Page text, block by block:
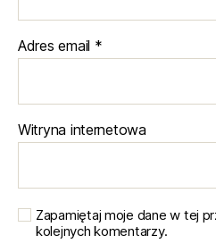
Adres email *
Witryna internetowa
Zapamiętaj moje dane w tej
kolejnych komentarzy.